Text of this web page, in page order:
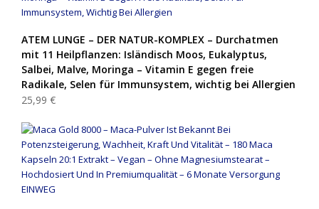
ATEM LUNGE – DER NATUR-KOMPLEX – Durchatmen
mit 11 Heilpflanzen: Isländisch Moos, Eukalyptus,
Salbei, Malve, Moringa – Vitamin E gegen freie
Radikale, Selen für Immunsystem, wichtig bei Allergien
25,99 €